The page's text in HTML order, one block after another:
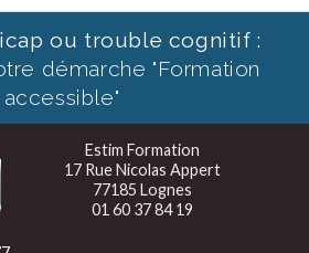
ou trouble cognitif :
démarche "Formation
accessible"
Estim Formation
17 Rue Nicolas Appert
77185 Lognes
01 60 37 84 19